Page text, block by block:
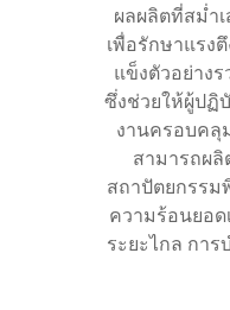
ผลผลิตที่สม่ำ
เพื่อรักษาแรง
แข็งตัวอย่าง
ซึ่งช่วยให้ผู้ปฏิ
งานครอบคลุ
สามารถผลิ
สถาปัตยกรรม
ความร้อนยอด
ระยะไกล กา